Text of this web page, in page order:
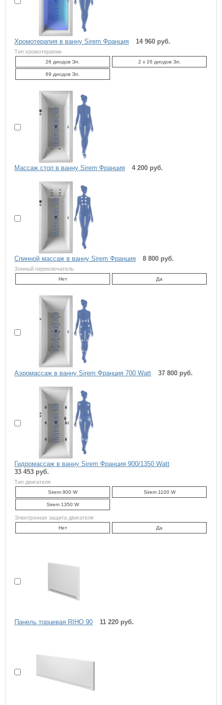
Хромотерапия в ванну Sirem Франция 14 960 руб.
Тип хромотерапии
26 диодов Эл. 2 x 26 диодов Эл.
69 диодов Эл.
Массаж стоп в ванну Sirem Франция 4 200 руб.
Спинной массаж в ванну Sirem Франция 8 800 руб.
Зонный переключатель
Нет Да
Аэромассаж в ванну Sirem Франция 700 Watt 37 800 руб.
Гидромассаж в ванну Sirem Франция 900/1350 Watt
33 453 руб.
Тип двигателя
Sirem 900 W Sirem 1100 W
Sirem 1350 W
Электронная защита двигателя
Нет Да
Панель торцевая RIHO 90 11 220 руб.